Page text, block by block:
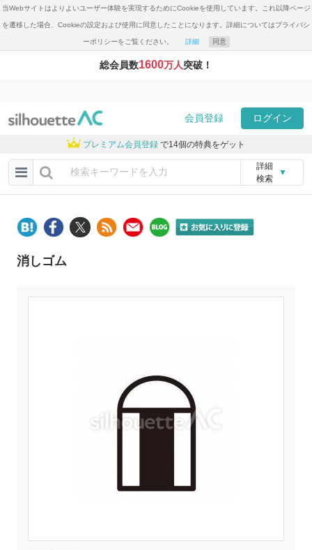
当Webサイトはよりよいユーザー体験を実現するためにCookieを使用しています。これ以降ページ
を遷移した場合、Cookieの設定および使用に同意したことになります。詳細についてはプライバシ
ーポリシーをご覧ください。 詳細 同意
総会員数1600万人突破！
会員登録 ログイン
プレミアム会員登録 で14個の特典をゲット
詳細
検索
▼
消しゴム